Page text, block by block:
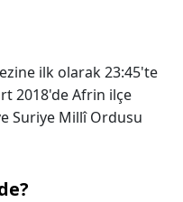
ilk olarak 23:45'te
2018'de Afrin ilçe
Suriye Millî Ordusu